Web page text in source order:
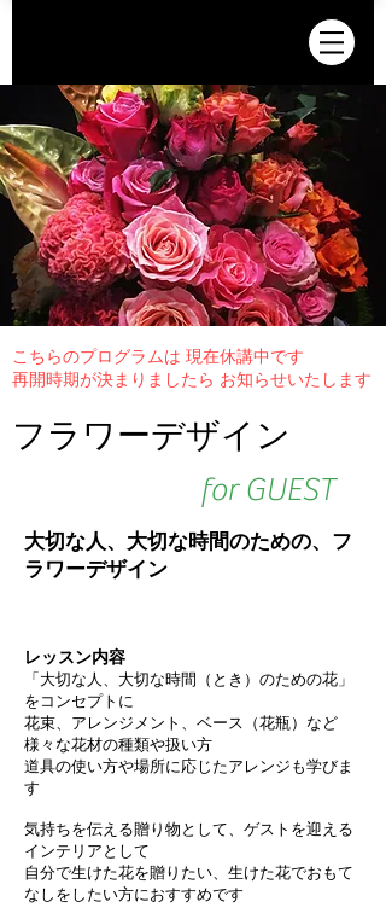
こちらのプログラムは 現在休講中です
再開時期が決まりましたら お知らせいたします
フラワーデザイン
for GUEST
大切な人、大切な時間のための、フ
ラワーデザイン
レッスン内容
「大切な人、大切な時間（とき）のための花」
をコンセプトに
花束、アレンジメント、ベース（花瓶）など
様々な花材の種類や扱い方
道具の使い方や場所に応じたアレンジも学びま
す
気持ちを伝える贈り物として、ゲストを迎える
インテリアとして
​自分で生けた花を贈りたい、生けた花でおもて
なしをしたい方におすすめです